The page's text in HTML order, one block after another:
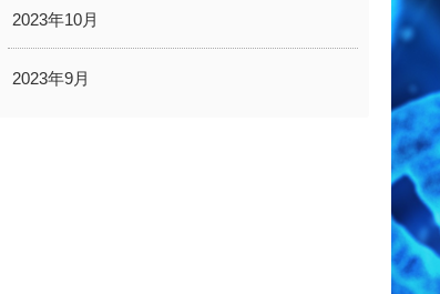
2023年10月
2023年9月